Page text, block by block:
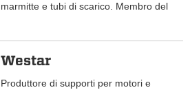
marmitte e tubi di scarico. Membro del
Westar
Produttore di supporti per motori e